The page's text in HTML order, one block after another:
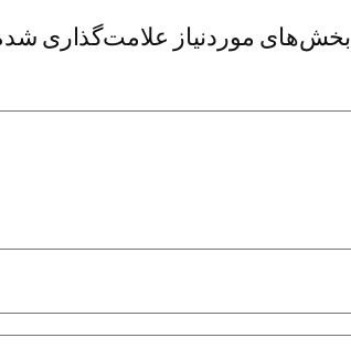
بخش‌های موردنیاز علامت‌گذاری